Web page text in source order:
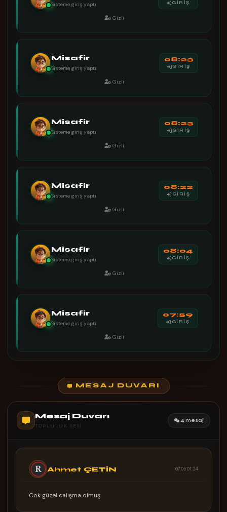
Sisteme giriş yaptı GİRİŞ
Gizli
Misafir
Sisteme giriş yaptı
08:23
GİRİŞ
Gizli
Misafir
Sisteme giriş yaptı
08:23
GİRİŞ
Gizli
Misafir
Sisteme giriş yaptı
08:22
GİRİŞ
Gizli
Misafir
Sisteme giriş yaptı
08:04
GİRİŞ
Gizli
Misafir
Sisteme giriş yaptı
07:59
GİRİŞ
Gizli
MESAJ DUVARI
Mesaj Duvarı
TOPLULUK SESI
4 mesaj
Ahmet ÇETİN 07.05 01:24
“Cok güzel calışma olmuş